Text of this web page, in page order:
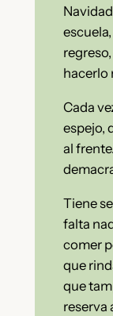
hacerlo
Cada
espejo,
al
Tiene
falta
comer
que
que
reserva